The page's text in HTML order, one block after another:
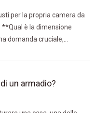
per la propria camera da
**Qual è la dimensione
domanda cruciale,
un armadio?